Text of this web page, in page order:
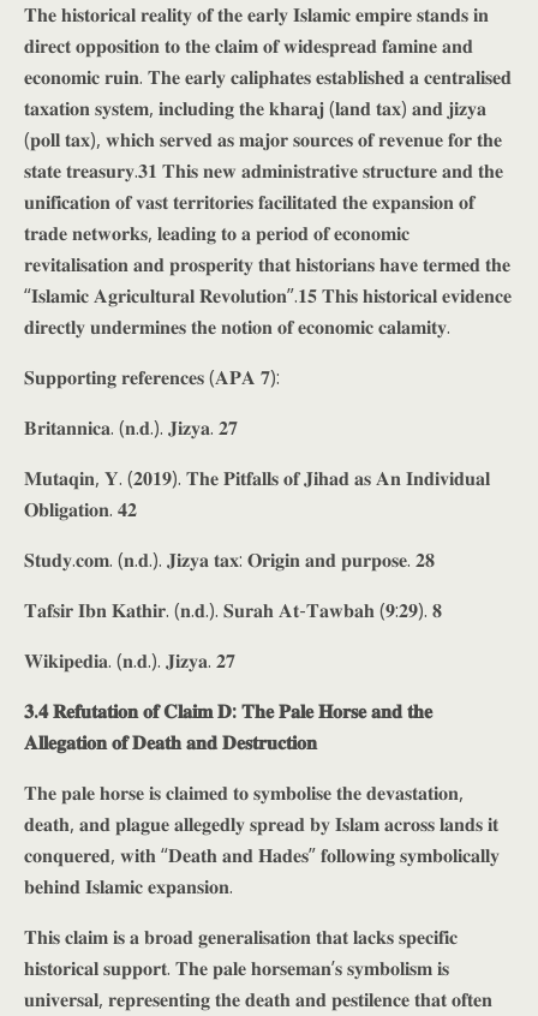
𝐓𝐡𝐞 𝐡𝐢𝐬𝐭𝐨𝐫𝐢𝐜𝐚𝐥 𝐫𝐞𝐚𝐥𝐢𝐭𝐲 𝐨𝐟 𝐭𝐡𝐞 𝐞𝐚𝐫𝐥𝐲 𝐈𝐬𝐥𝐚𝐦𝐢𝐜 𝐞𝐦𝐩𝐢𝐫𝐞 𝐬𝐭𝐚𝐧𝐝𝐬 𝐢𝐧
𝐝𝐢𝐫𝐞𝐜𝐭 𝐨𝐩𝐩𝐨𝐬𝐢𝐭𝐢𝐨𝐧 𝐭𝐨 𝐭𝐡𝐞 𝐜𝐥𝐚𝐢𝐦 𝐨𝐟 𝐰𝐢𝐝𝐞𝐬𝐩𝐫𝐞𝐚𝐝 𝐟𝐚𝐦𝐢𝐧𝐞 𝐚𝐧𝐝
𝐞𝐜𝐨𝐧𝐨𝐦𝐢𝐜 𝐫𝐮𝐢𝐧. 𝐓𝐡𝐞 𝐞𝐚𝐫𝐥𝐲 𝐜𝐚𝐥𝐢𝐩𝐡𝐚𝐭𝐞𝐬 𝐞𝐬𝐭𝐚𝐛𝐥𝐢𝐬𝐡𝐞𝐝 𝐚 𝐜𝐞𝐧𝐭𝐫𝐚𝐥𝐢𝐬𝐞𝐝
𝐭𝐚𝐱𝐚𝐭𝐢𝐨𝐧 𝐬𝐲𝐬𝐭𝐞𝐦, 𝐢𝐧𝐜𝐥𝐮𝐝𝐢𝐧𝐠 𝐭𝐡𝐞 𝐤𝐡𝐚𝐫𝐚𝐣 (𝐥𝐚𝐧𝐝 𝐭𝐚𝐱) 𝐚𝐧𝐝 𝐣𝐢𝐳𝐲𝐚
(𝐩𝐨𝐥𝐥 𝐭𝐚𝐱), 𝐰𝐡𝐢𝐜𝐡 𝐬𝐞𝐫𝐯𝐞𝐝 𝐚𝐬 𝐦𝐚𝐣𝐨𝐫 𝐬𝐨𝐮𝐫𝐜𝐞𝐬 𝐨𝐟 𝐫𝐞𝐯𝐞𝐧𝐮𝐞 𝐟𝐨𝐫 𝐭𝐡𝐞
𝐬𝐭𝐚𝐭𝐞 𝐭𝐫𝐞𝐚𝐬𝐮𝐫𝐲.𝟑𝟏 𝐓𝐡𝐢𝐬 𝐧𝐞𝐰 𝐚𝐝𝐦𝐢𝐧𝐢𝐬𝐭𝐫𝐚𝐭𝐢𝐯𝐞 𝐬𝐭𝐫𝐮𝐜𝐭𝐮𝐫𝐞 𝐚𝐧𝐝 𝐭𝐡𝐞
𝐮𝐧𝐢𝐟𝐢𝐜𝐚𝐭𝐢𝐨𝐧 𝐨𝐟 𝐯𝐚𝐬𝐭 𝐭𝐞𝐫𝐫𝐢𝐭𝐨𝐫𝐢𝐞𝐬 𝐟𝐚𝐜𝐢𝐥𝐢𝐭𝐚𝐭𝐞𝐝 𝐭𝐡𝐞 𝐞𝐱𝐩𝐚𝐧𝐬𝐢𝐨𝐧 𝐨𝐟
𝐭𝐫𝐚𝐝𝐞 𝐧𝐞𝐭𝐰𝐨𝐫𝐤𝐬, 𝐥𝐞𝐚𝐝𝐢𝐧𝐠 𝐭𝐨 𝐚 𝐩𝐞𝐫𝐢𝐨𝐝 𝐨𝐟 𝐞𝐜𝐨𝐧𝐨𝐦𝐢𝐜
𝐫𝐞𝐯𝐢𝐭𝐚𝐥𝐢𝐬𝐚𝐭𝐢𝐨𝐧 𝐚𝐧𝐝 𝐩𝐫𝐨𝐬𝐩𝐞𝐫𝐢𝐭𝐲 𝐭𝐡𝐚𝐭 𝐡𝐢𝐬𝐭𝐨𝐫𝐢𝐚𝐧𝐬 𝐡𝐚𝐯𝐞 𝐭𝐞𝐫𝐦𝐞𝐝 𝐭𝐡𝐞
“𝐈𝐬𝐥𝐚𝐦𝐢𝐜 𝐀𝐠𝐫𝐢𝐜𝐮𝐥𝐭𝐮𝐫𝐚𝐥 𝐑𝐞𝐯𝐨𝐥𝐮𝐭𝐢𝐨𝐧”.𝟏𝟓 𝐓𝐡𝐢𝐬 𝐡𝐢𝐬𝐭𝐨𝐫𝐢𝐜𝐚𝐥 𝐞𝐯𝐢𝐝𝐞𝐧𝐜𝐞
𝐝𝐢𝐫𝐞𝐜𝐭𝐥𝐲 𝐮𝐧𝐝𝐞𝐫𝐦𝐢𝐧𝐞𝐬 𝐭𝐡𝐞 𝐧𝐨𝐭𝐢𝐨𝐧 𝐨𝐟 𝐞𝐜𝐨𝐧𝐨𝐦𝐢𝐜 𝐜𝐚𝐥𝐚𝐦𝐢𝐭𝐲.
𝐒𝐮𝐩𝐩𝐨𝐫𝐭𝐢𝐧𝐠 𝐫𝐞𝐟𝐞𝐫𝐞𝐧𝐜𝐞𝐬 (𝐀𝐏𝐀 𝟕):
𝐁𝐫𝐢𝐭𝐚𝐧𝐧𝐢𝐜𝐚. (𝐧.𝐝.). 𝐉𝐢𝐳𝐲𝐚. 𝟐𝟕
𝐌𝐮𝐭𝐚𝐪𝐢𝐧, 𝐘. (𝟐𝟎𝟏𝟗). 𝐓𝐡𝐞 𝐏𝐢𝐭𝐟𝐚𝐥𝐥𝐬 𝐨𝐟 𝐉𝐢𝐡𝐚𝐝 𝐚𝐬 𝐀𝐧 𝐈𝐧𝐝𝐢𝐯𝐢𝐝𝐮𝐚𝐥
𝐎𝐛𝐥𝐢𝐠𝐚𝐭𝐢𝐨𝐧. 𝟒𝟐
𝐒𝐭𝐮𝐝𝐲.𝐜𝐨𝐦. (𝐧.𝐝.). 𝐉𝐢𝐳𝐲𝐚 𝐭𝐚𝐱: 𝐎𝐫𝐢𝐠𝐢𝐧 𝐚𝐧𝐝 𝐩𝐮𝐫𝐩𝐨𝐬𝐞. 𝟐𝟖
𝐓𝐚𝐟𝐬𝐢𝐫 𝐈𝐛𝐧 𝐊𝐚𝐭𝐡𝐢𝐫. (𝐧.𝐝.). 𝐒𝐮𝐫𝐚𝐡 𝐀𝐭-𝐓𝐚𝐰𝐛𝐚𝐡 (𝟗:𝟐𝟗). 𝟖
𝐖𝐢𝐤𝐢𝐩𝐞𝐝𝐢𝐚. (𝐧.𝐝.). 𝐉𝐢𝐳𝐲𝐚. 𝟐𝟕
𝟑.𝟒 𝐑𝐞𝐟𝐮𝐭𝐚𝐭𝐢𝐨𝐧 𝐨𝐟 𝐂𝐥𝐚𝐢𝐦 𝐃: 𝐓𝐡𝐞 𝐏𝐚𝐥𝐞 𝐇𝐨𝐫𝐬𝐞 𝐚𝐧𝐝 𝐭𝐡𝐞
𝐀𝐥𝐥𝐞𝐠𝐚𝐭𝐢𝐨𝐧 𝐨𝐟 𝐃𝐞𝐚𝐭𝐡 𝐚𝐧𝐝 𝐃𝐞𝐬𝐭𝐫𝐮𝐜𝐭𝐢𝐨𝐧
𝐓𝐡𝐞 𝐩𝐚𝐥𝐞 𝐡𝐨𝐫𝐬𝐞 𝐢𝐬 𝐜𝐥𝐚𝐢𝐦𝐞𝐝 𝐭𝐨 𝐬𝐲𝐦𝐛𝐨𝐥𝐢𝐬𝐞 𝐭𝐡𝐞 𝐝𝐞𝐯𝐚𝐬𝐭𝐚𝐭𝐢𝐨𝐧,
𝐝𝐞𝐚𝐭𝐡, 𝐚𝐧𝐝 𝐩𝐥𝐚𝐠𝐮𝐞 𝐚𝐥𝐥𝐞𝐠𝐞𝐝𝐥𝐲 𝐬𝐩𝐫𝐞𝐚𝐝 𝐛𝐲 𝐈𝐬𝐥𝐚𝐦 𝐚𝐜𝐫𝐨𝐬𝐬 𝐥𝐚𝐧𝐝𝐬 𝐢𝐭
𝐜𝐨𝐧𝐪𝐮𝐞𝐫𝐞𝐝, 𝐰𝐢𝐭𝐡 “𝐃𝐞𝐚𝐭𝐡 𝐚𝐧𝐝 𝐇𝐚𝐝𝐞𝐬” 𝐟𝐨𝐥𝐥𝐨𝐰𝐢𝐧𝐠 𝐬𝐲𝐦𝐛𝐨𝐥𝐢𝐜𝐚𝐥𝐥𝐲
𝐛𝐞𝐡𝐢𝐧𝐝 𝐈𝐬𝐥𝐚𝐦𝐢𝐜 𝐞𝐱𝐩𝐚𝐧𝐬𝐢𝐨𝐧.
𝐓𝐡𝐢𝐬 𝐜𝐥𝐚𝐢𝐦 𝐢𝐬 𝐚 𝐛𝐫𝐨𝐚𝐝 𝐠𝐞𝐧𝐞𝐫𝐚𝐥𝐢𝐬𝐚𝐭𝐢𝐨𝐧 𝐭𝐡𝐚𝐭 𝐥𝐚𝐜𝐤𝐬 𝐬𝐩𝐞𝐜𝐢𝐟𝐢𝐜
𝐡𝐢𝐬𝐭𝐨𝐫𝐢𝐜𝐚𝐥 𝐬𝐮𝐩𝐩𝐨𝐫𝐭. 𝐓𝐡𝐞 𝐩𝐚𝐥𝐞 𝐡𝐨𝐫𝐬𝐞𝐦𝐚𝐧’𝐬 𝐬𝐲𝐦𝐛𝐨𝐥𝐢𝐬𝐦 𝐢𝐬
𝐮𝐧𝐢𝐯𝐞𝐫𝐬𝐚𝐥, 𝐫𝐞𝐩𝐫𝐞𝐬𝐞𝐧𝐭𝐢𝐧𝐠 𝐭𝐡𝐞 𝐝𝐞𝐚𝐭𝐡 𝐚𝐧𝐝 𝐩𝐞𝐬𝐭𝐢𝐥𝐞𝐧𝐜𝐞 𝐭𝐡𝐚𝐭 𝐨𝐟𝐭𝐞𝐧